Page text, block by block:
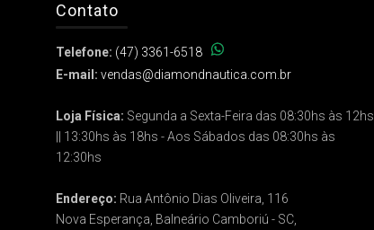
Contato
Telefone: (47) 3361-6518
E-mail: vendas@diamondnautica.com.br
Loja Física: Segunda a Sexta-Feira das 08:30hs às 12hs
|| 13:30hs às 18hs - Aos Sábados das 08:30hs às
12:30hs
Endereço: Rua Antônio Dias Oliveira, 116
Nova Esperança, Balneário Camboriú - SC,